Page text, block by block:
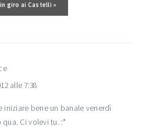
giro ai Castelli »
alle 7:38
iniziare bene un banale venerdì
Ci volevi tu. :*